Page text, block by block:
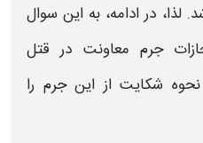
در ادامه، به این سوال
جرم معاونت در قتل
نحوه شکایت از این جرم را